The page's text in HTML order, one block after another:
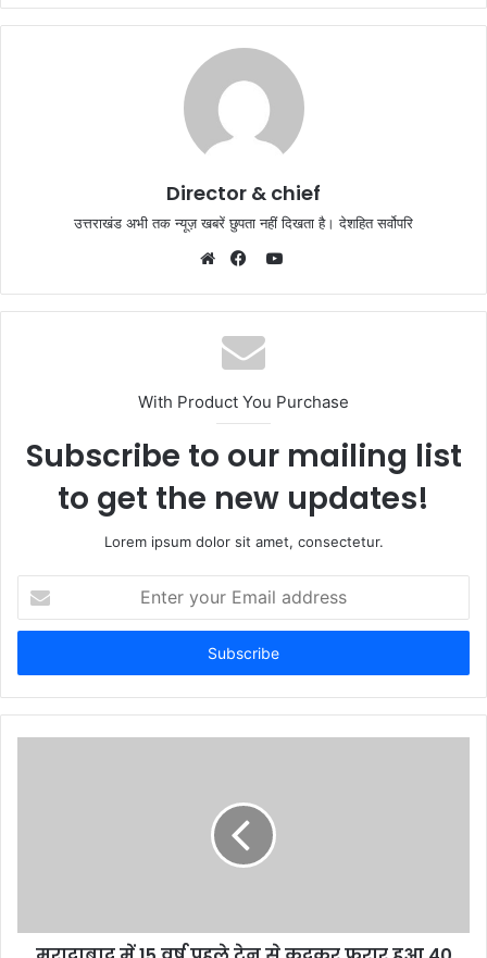
Director & chief
उत्तराखंड अभी तक न्यूज़ खबरें छुपता नहीं दिखता है। देशहित सर्वोपरि
YouTube
With Product You Purchase
Subscribe to our mailing list
to get the new updates!
Lorem ipsum dolor sit amet, consectetur.
your
Email